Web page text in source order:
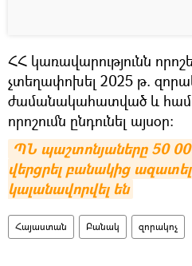
ՀՀ կառավարությունն
չտեղափոխել 2025 թ.
ժամանակահատված և
որոշումն ընդունել այսօր։
ՊՆ պաշտոնյաները 50
վերցրել բանակից
կալանավորվել են
Հայաստան Բանակ զորակոչ